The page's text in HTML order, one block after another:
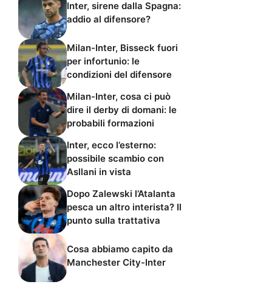
Inter, sirene dalla Spagna:
addio al difensore?
Milan-Inter, Bisseck fuori
per infortunio: le
condizioni del difensore
Milan-Inter, cosa ci può
dire il derby di domani: le
probabili formazioni
Inter, ecco l’esterno:
possibile scambio con
Asllani in vista
Dopo Zalewski l’Atalanta
pesca un altro interista? Il
punto sulla trattativa
Cosa abbiamo capito da
Manchester City-Inter